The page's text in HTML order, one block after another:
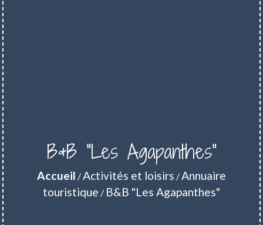
B&B "Les Agapanthes"
Accueil /Activités et loisirs /Annuaire
touristique / B&B "Les Agapanthes"